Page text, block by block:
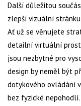
Další důležitou
zlepší vizuální
Ať už se věnujete
detailní virtuální
jsou nezbytné pro
design by neměl být
dotykového ovládání
bez fyzické nepohodlí.